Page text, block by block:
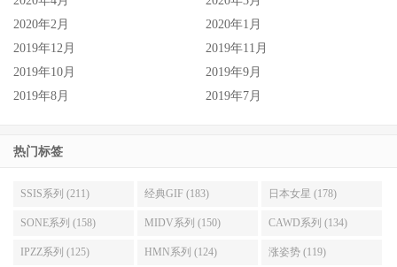
2020年2月
2020年1月
2019年12月
2019年11月
2019年10月
2019年9月
2019年8月
2019年7月
热门标签
SSIS系列 (211) 经典GIF (183) 日本女星 (178)
SONE系列 (158) MIDV系列 (150) CAWD系列 (134)
IPZZ系列 (125) HMN系列 (124) 涨姿势 (119)